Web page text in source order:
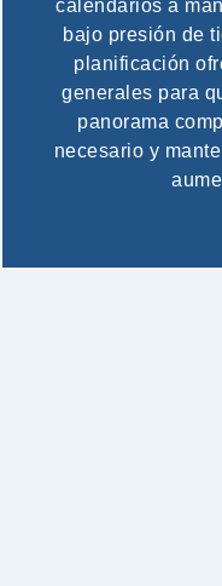
calendarios a
bajo presión de
planificación
generales para
panorama
necesario y